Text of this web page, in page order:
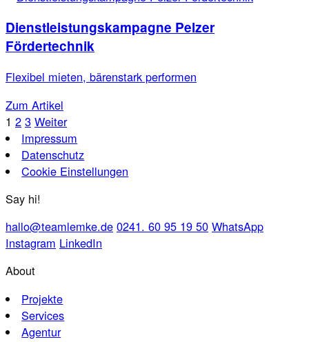
Dienstleistungskampagne Pelzer
Fördertechnik
Flexibel mieten, bärenstark performen
Zum Artikel
1 2 3 Weiter
Impressum
Datenschutz
Cookie Einstellungen
Say hi!
hallo@teamlemke.de 0241. 60 95 19 50 WhatsApp
Instagram LinkedIn
About
Projekte
Services
Agentur